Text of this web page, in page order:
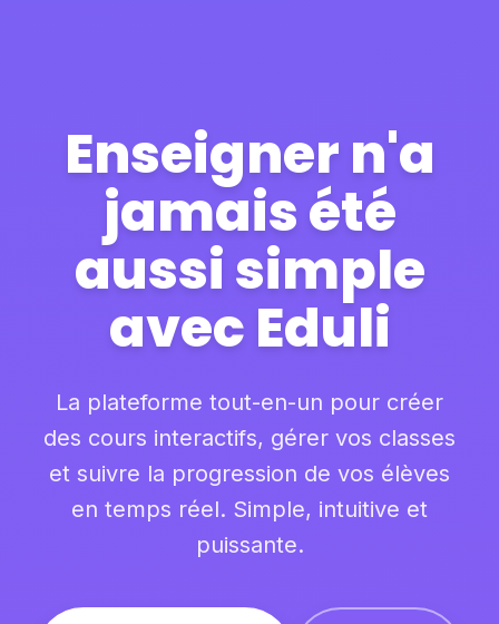
Enseigner n'a
jamais été
aussi simple
avec Eduli
La plateforme tout-en-un pour créer
des cours interactifs, gérer vos classes
et suivre la progression de vos élèves
en temps réel. Simple, intuitive et
puissante.